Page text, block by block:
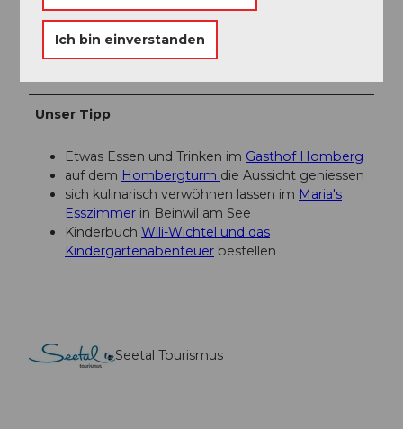
Organisation
Unser Tipp
Etwas Essen und Trinken im Gasthof Homberg
auf dem Hombergturm die Aussicht geniessen
sich kulinarisch verwöhnen lassen im Maria's
Esszimmer in Beinwil am See
Kinderbuch Wili-Wichtel und das
Kindergartenabenteuer bestellen
Seetal Tourismus
Ich bin einverstanden